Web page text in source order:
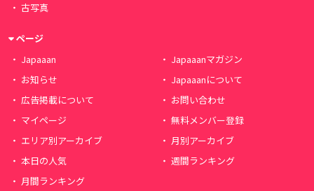
古写真
ページ
Japaaan
Japaaanマガジン
お知らせ
Japaaanについて
広告掲載について
お問い合わせ
マイページ
無料メンバー登録
エリア別アーカイブ
月別アーカイブ
本日の人気
週間ランキング
月間ランキング